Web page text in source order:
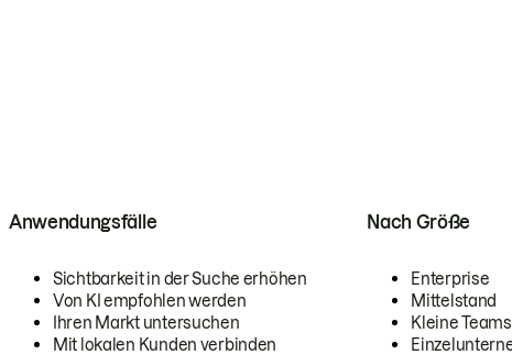
Anwendungsfälle
Sichtbarkeit in der Suche erhöhen
Von KI empfohlen werden
Ihren Markt untersuchen
Mit lokalen Kunden verbinden
Nach Größe
Enterprise
Mittelstand
Kleine Teams